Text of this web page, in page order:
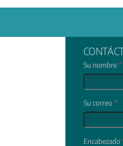
Su nombre*
Su correo *
Encabezado